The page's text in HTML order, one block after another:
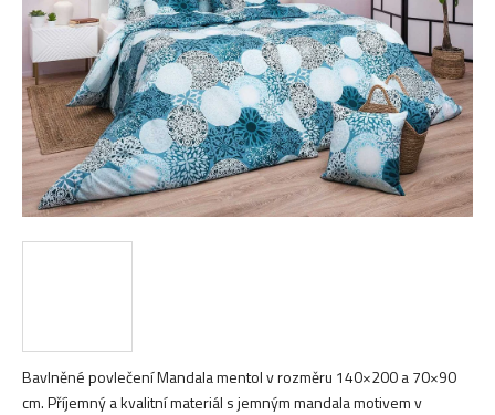
Bavlněné povlečení Mandala mentol v rozměru 140×200 a 70×90
cm. Příjemný a kvalitní materiál s jemným mandala motivem v
hvězdiček.